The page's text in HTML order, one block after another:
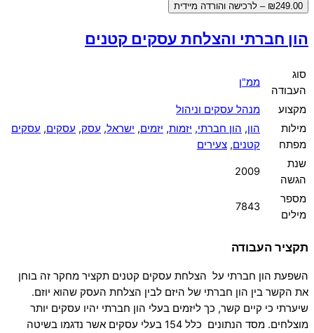
₪249.00 – לרכישה והורדה מיידית
הון חברתי והצלחת עסקים קטנים
סוג
העבודה
ממ"ן
מקצוע
מנהל עסקים וניהול
מילות
מפתח
הון, הון חברתי, יזמות, יזמים, ישראל, עסק, עסקים, עסקים
קטנים, צעירים
שנת
הגשה
2009
מספר
מילים
7843
תקציר העבודה
השפעת הון חברתי על הצלחת עסקים קטנים תקציר מחקר זה בוחן
את הקשר בין הון חברתי של היזם לבין הצלחת העסק שהוא יוזם.
שיערתי כי קיים קשר, כך ליזמים בעלי הון חברתי יהיו עסקים יותר
מוצלחים. מסד הנתונים כלל 154 בעלי עסקים אשר נדגמו בשיטה